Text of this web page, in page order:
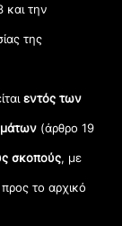
την
της
εντός των
(άρθρο 19
σκοπούς, με
προς το αρχικό